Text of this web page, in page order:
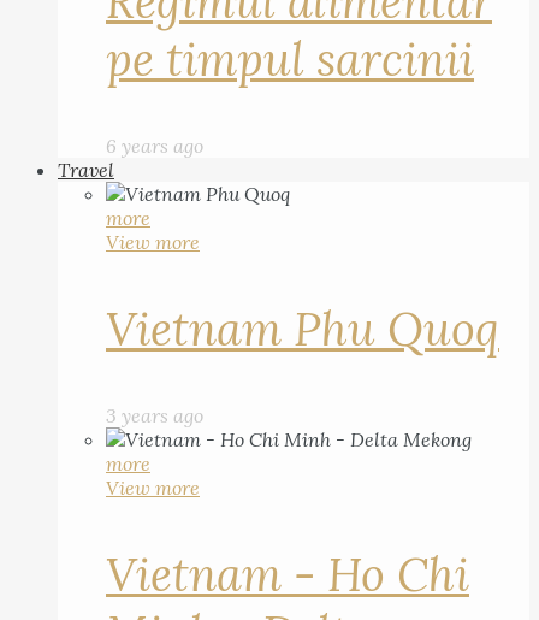
pe timpul sarcinii
6 years ago
Travel
more
View more
Vietnam Phu Quoq
3 years ago
more
View more
Vietnam - Ho Chi